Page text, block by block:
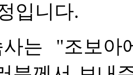
입니다.
는 "조보아